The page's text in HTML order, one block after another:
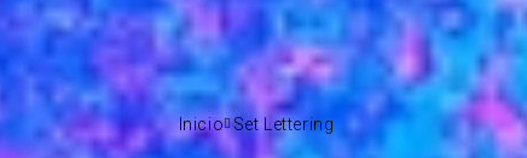
Inicio Set Lettering